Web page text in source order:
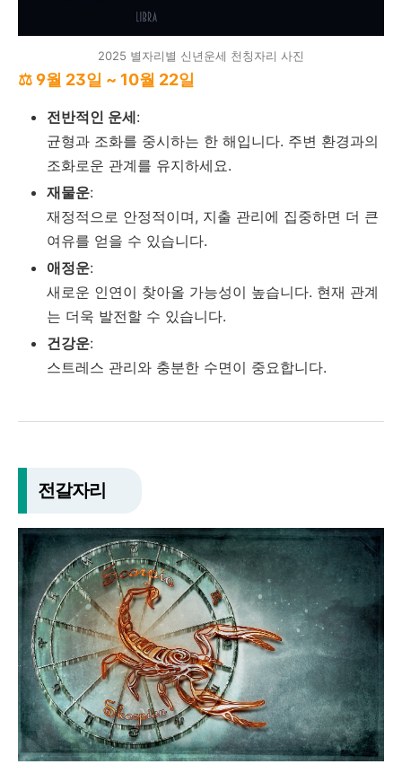
2025 별자리별 신년운세 천칭자리 사진
⚖ 9월 23일 ~ 10월 22일
전반적인 운세:
균형과 조화를 중시하는 한 해입니다. 주변 환경과의
조화로운 관계를 유지하세요.
재물운:
재정적으로 안정적이며, 지출 관리에 집중하면 더 큰
여유를 얻을 수 있습니다.
애정운:
새로운 인연이 찾아올 가능성이 높습니다. 현재 관계
는 더욱 발전할 수 있습니다.
건강운:
스트레스 관리와 충분한 수면이 중요합니다.
전갈자리